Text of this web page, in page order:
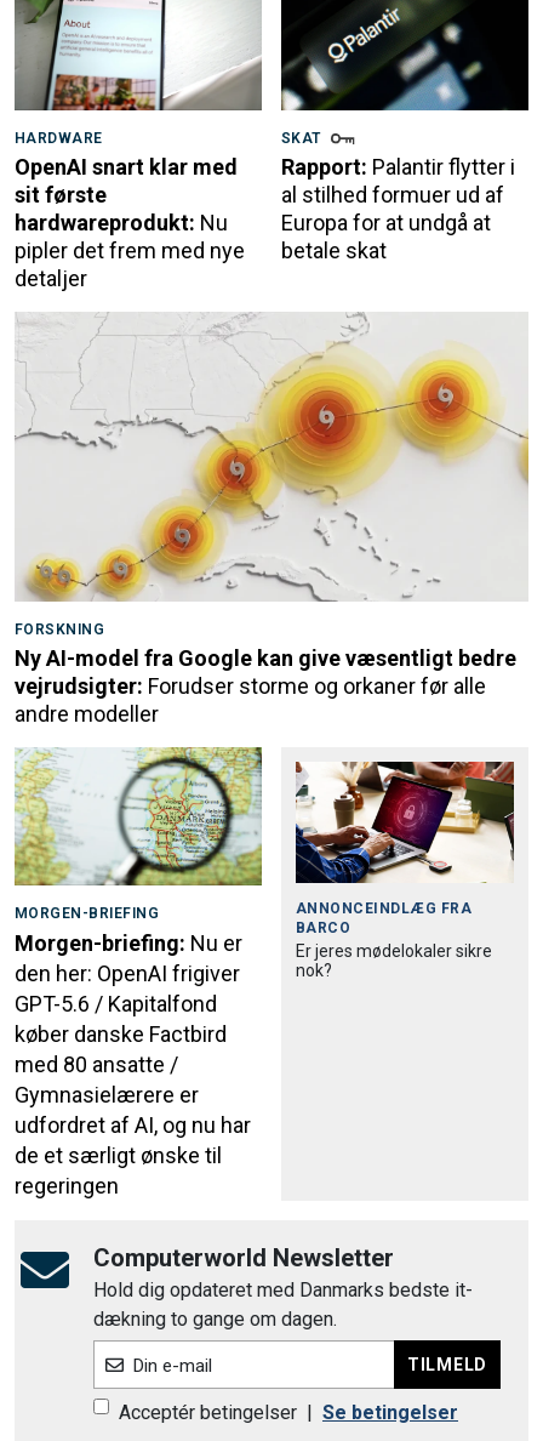
HARDWARE
OpenAI snart klar med
sit første
hardwareprodukt: Nu
pipler det frem med nye
detaljer
SKAT
Rapport: Palantir flytter i
al stilhed formuer ud af
Europa for at undgå at
betale skat
FORSKNING
Ny AI-model fra Google kan give væsentligt bedre
vejrudsigter: Forudser storme og orkaner før alle
andre modeller
MORGEN-BRIEFING
Morgen-briefing: Nu er
den her: OpenAI frigiver
GPT-5.6 / Kapitalfond
køber danske Factbird
med 80 ansatte /
Gymnasielærere er
udfordret af AI, og nu har
de et særligt ønske til
regeringen
ANNONCEINDLÆG FRA
BARCO
Er jeres mødelokaler sikre
nok?
Computerworld Newsletter
Hold dig opdateret med Danmarks bedste it-
dækning to gange om dagen.
Din e-mail TILMELD
Acceptér betingelser Se betingelser